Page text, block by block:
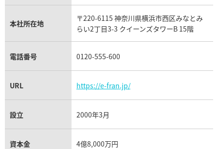
リシャール・ミル買取
パネライ買取
チューダー（チュードル）買取
本社所在地
〒220-6115 神奈川県横浜市西区みなとみ
らい2丁目3-3 クイーンズタワーB 15階
電話番号 0120-555-600
URL https://e-fran.jp/
設立 2000年3月
資本金 4億8,000万円